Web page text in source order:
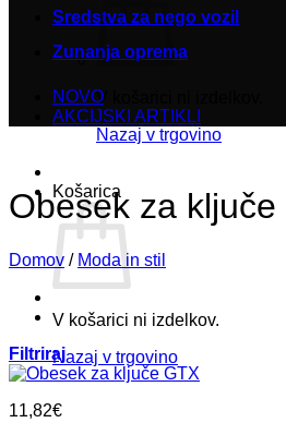
V košarici ni izdelkov.
Nazaj v trgovino
Košarica
V košarici ni izdelkov.
Nazaj v trgovino
Sredstva za nego vozil
Zunanja oprema
NOVO
AKCIJSKI ARTIKLI
Obesek za ključe
Domov / Moda in stil
Filtriraj
11,82€